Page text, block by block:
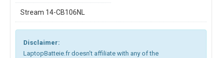
Stream 14-CB106NL
Disclaimer:
LaptopBatteie.fr doesn't affiliate with any of the